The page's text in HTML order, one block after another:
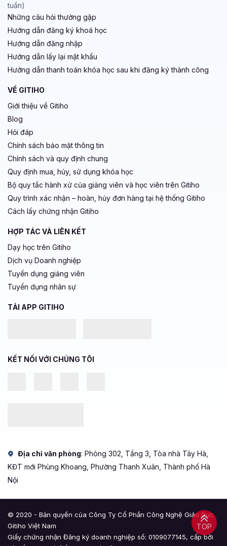
TOP
tuần)
Những câu hỏi thường gặp
Hướng dẫn đăng ký khoá học
Hướng dẫn đăng nhập
Hướng dẫn lấy lại mật khẩu
Hướng dẫn thanh toán khóa học sau khi đăng ký thành công
VỀ GITIHO
Giới thiệu về Gitiho
Blog
Hỏi đáp
Chính sách bảo mật thông tin
Chính sách và quy định chung
Quy định mua, hủy, sử dụng khóa học
Bộ quy tắc hành xử của giảng viên và học viên trên Gitiho
Quy trình xác nhận – hoàn, hủy đơn hàng tại hệ thống Gitiho
Cách lấy chứng nhận Gitiho
HỢP TÁC VÀ LIÊN KẾT
Dạy học trên Gitiho
Dịch vụ Doanh nghiệp
Tuyển dụng giảng viên
Tuyển dụng nhân sự
TẢI APP GITIHO
KẾT NỐI VỚI CHÚNG TÔI
Địa chỉ văn phòng: Phòng 302, Tầng 3, Tòa nhà Tây Hà,
KĐT mới Phùng Khoang, Phường Thanh Xuân, Thành phố Hà
Nội
© 2020 - Bản quyền của Công Ty Cổ Phần Công Nghệ Giáo Dục
Gitiho Việt Nam
Giấy chứng nhận Đăng ký doanh nghiệp số: 0109077145, cấp bởi